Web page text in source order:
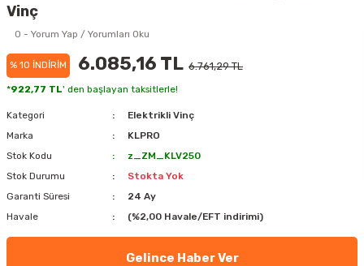
Vinç
0 - Yorum Yap / Yorumları Oku
% 10 İNDİRİM 6.085,16 TL 6.761,29 TL
*922,77 TL' den başlayan taksitlerle!
Kategori
Elektrikli Vinç
Marka
KLPRO
Stok Kodu
z_ZM_KLV250
Stok Durumu
Stokta Yok
Garanti Süresi
24 Ay
Havale
(%2,00 Havale/EFT indirimi)
Gelince Haber Ver